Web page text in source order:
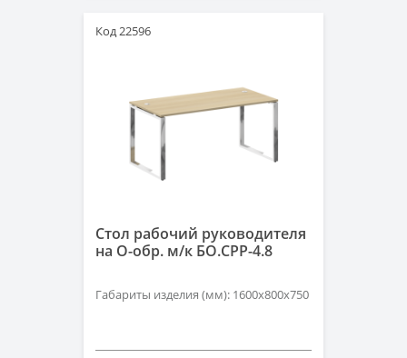
Код 22596
Стол рабочий руководителя
на О-обр. м/к БО.СРР-4.8
Габариты изделия (мм): 1600х800х750